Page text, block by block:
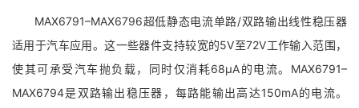
MAX6791–MAX6796超低静态电流单路/双路输出线性稳压器
适用于汽车应用。这一些器件支持较宽的5V至72V工作输入范围，
使其可承受汽车抛负载，同时仅消耗68µA的电流。MAX6791–
MAX6794是双路输出稳压器，每路能输出高达150mA的电流。